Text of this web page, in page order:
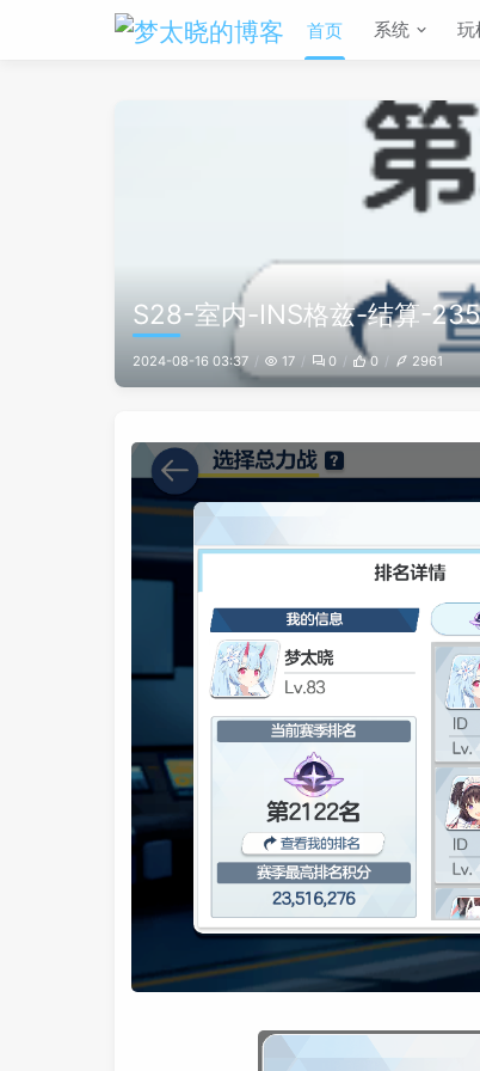
首页 系统 玩
S28-室内-INS格兹-结算-
2024-08-16 03:37 17 0 0 2961